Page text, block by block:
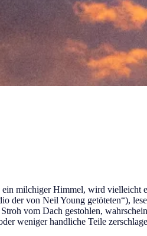
ein milchiger Himmel, wird vielleicht
der von Neil Young getöteten“),
vom Dach gestohlen,
weniger handliche Teile